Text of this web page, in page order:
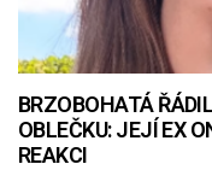
BRZOBOHATÁ
OBLEČKU: JEJÍ EX
REAKCI